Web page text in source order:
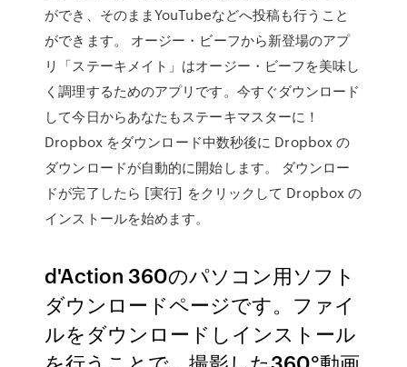
ができ、そのままYouTubeなどへ投稿も行うこと
ができます。 オージー・ビーフから新登場のアプ
リ「ステーキメイト」はオージー・ビーフを美味し
く調理するためのアプリです。今すぐダウンロード
して今日からあなたもステーキマスターに！
Dropbox をダウンロード中数秒後に Dropbox の
ダウンロードが自動的に開始します。 ダウンロー
ドが完了したら [実行] をクリックして Dropbox の
インストールを始めます。
d'Action 360のパソコン用ソフト
ダウンロードページです。ファイ
ルをダウンロードしインストール